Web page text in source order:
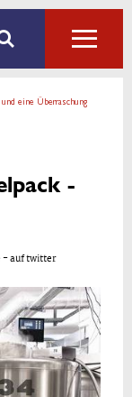
eine Überraschung
-
- auf twitter